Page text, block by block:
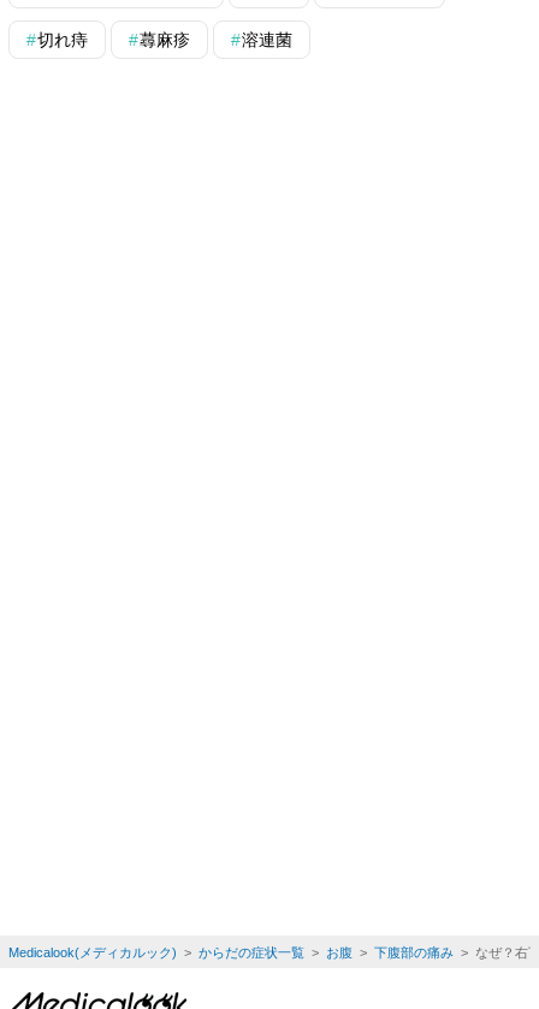
切れ痔 蕁麻疹 溶連菌
Medicalook(メディカルック) > からだの症状一覧> お腹 > 下腹部の痛み> なぜ？右下